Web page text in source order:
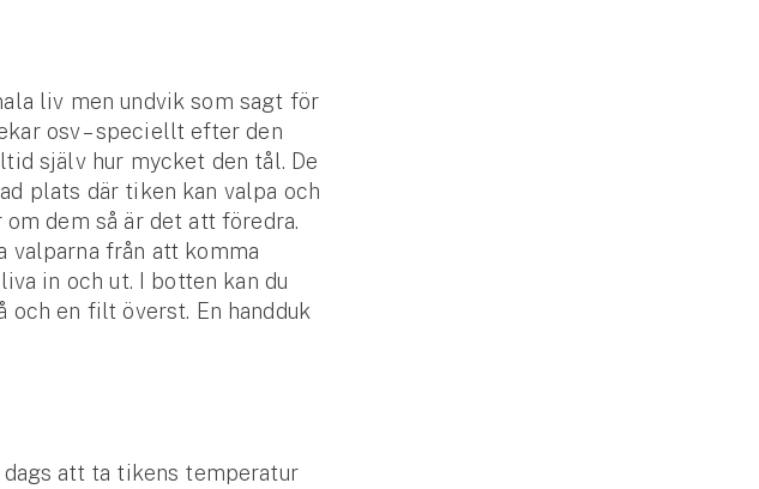
liv men undvik som sagt för
osv – speciellt efter den
själv hur mycket den tål. De
plats där tiken kan valpa och
dem så är det att föredra.
valparna från att komma
in och ut. I botten kan du
och en filt överst. En handduk
att ta tikens temperatur